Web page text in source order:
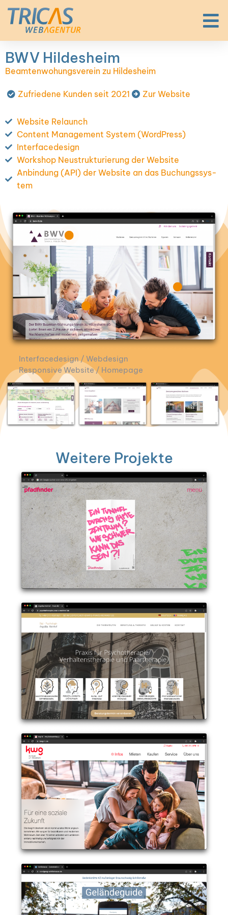
BWV Hil­des­heim
Beam­ten­wo­hungs­ver­ein zu Hil­des­heim
Zufrie­de­ne Kun­den seit 2021 Zur Web­site
Web­site Relaunch
Con­tent Manage­ment Sys­tem (Word­Press)
Inter­face­de­sign
Work­shop Neu­struk­tu­rie­rung der Web­site
Anbin­dung (API) der Web­site an das Buchungs­sys­
tem
Inter­face­de­sign / Web­de­sign
Respon­si­ve Web­site / Home­page
Wei­te­re Pro­jek­te